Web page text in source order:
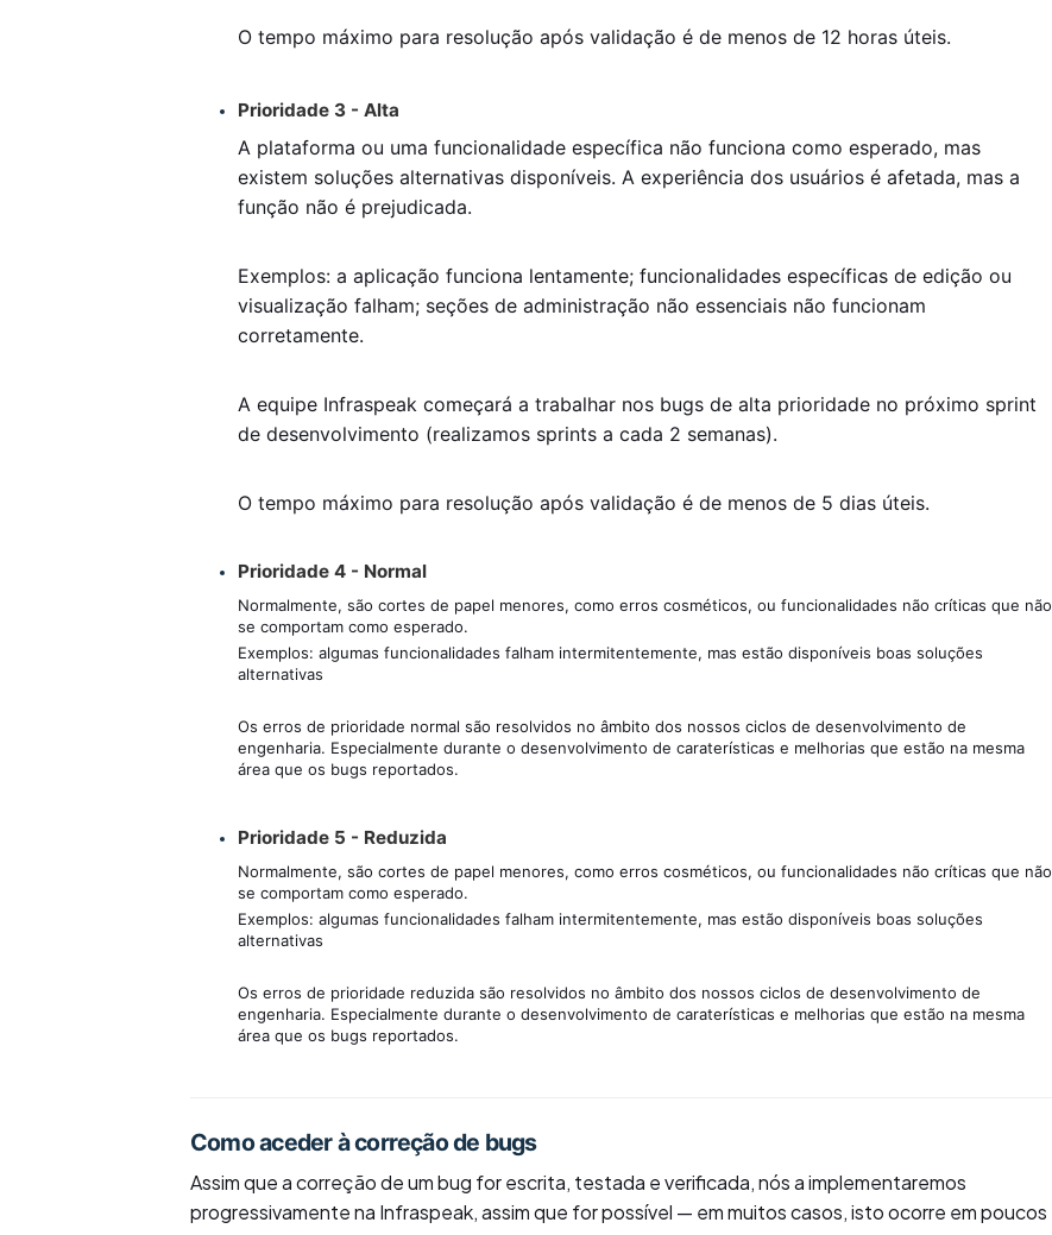
O tempo máximo para resolução após validação é de menos de 12 horas úteis.
Prioridade 3 - Alta
A plataforma ou uma funcionalidade específica não funciona como esperado, mas
existem soluções alternativas disponíveis. A experiência dos usuários é afetada, mas a
função não é prejudicada.
Exemplos: a aplicação funciona lentamente; funcionalidades específicas de edição ou
visualização falham; seções de administração não essenciais não funcionam
corretamente.
A equipe Infraspeak começará a trabalhar nos bugs de alta prioridade no próximo sprint
de desenvolvimento (realizamos sprints a cada 2 semanas).
O tempo máximo para resolução após validação é de menos de 5 dias úteis.
Prioridade 4 - Normal
Normalmente, são cortes de papel menores, como erros cosméticos, ou funcionalidades não críticas que não
se comportam como esperado.
Exemplos: algumas funcionalidades falham intermitentemente, mas estão disponíveis boas soluções
alternativas
Os erros de prioridade normal são resolvidos no âmbito dos nossos ciclos de desenvolvimento de
engenharia. Especialmente durante o desenvolvimento de caraterísticas e melhorias que estão na mesma
área que os bugs reportados.
Prioridade 5 - Reduzida
Normalmente, são cortes de papel menores, como erros cosméticos, ou funcionalidades não críticas que não
se comportam como esperado.
Exemplos: algumas funcionalidades falham intermitentemente, mas estão disponíveis boas soluções
alternativas
Os erros de prioridade reduzida são resolvidos no âmbito dos nossos ciclos de desenvolvimento de
engenharia. Especialmente durante o desenvolvimento de caraterísticas e melhorias que estão na mesma
área que os bugs reportados.
Como aceder à correção de bugs
Assim que a correção de um bug for escrita, testada e verificada, nós a implementaremos
progressivamente na Infraspeak, assim que for possível — em muitos casos, isto ocorre em poucos